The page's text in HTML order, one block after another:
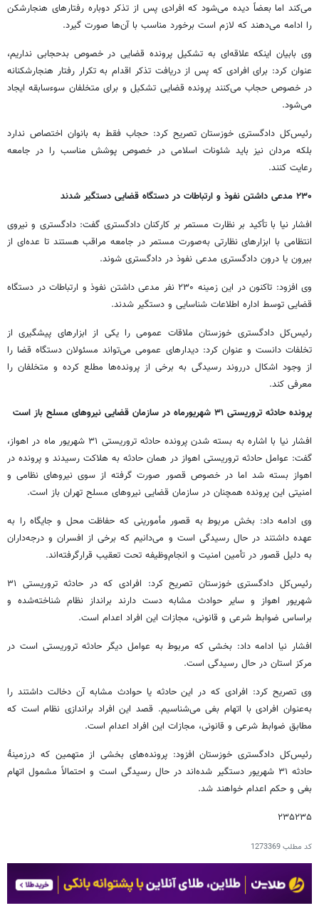
می‌کند اما بعضاً دیده می‌شود که افرادی پس از تذکر دوباره رفتارهای هنجارشکن
را ادامه می‌دهند که لازم است برخورد مناسب با آن‌ها صورت گیرد.
وی بابیان اینکه علاقه‌ای به تشکیل پرونده قضایی در خصوص بدحجابی نداریم،
عنوان کرد: برای افرادی که پس از دریافت تذکر اقدام به تکرار رفتار هنجارشکنانه
در خصوص حجاب می‌کنند پرونده قضایی تشکیل و برای متخلفان سوءسابقه ایجاد
می‌شود.
رئیس‌کل دادگستری خوزستان تصریح کرد: حجاب فقط به بانوان اختصاص ندارد
بلکه مردان نیز باید شئونات اسلامی در خصوص پوشش مناسب را در جامعه
رعایت کنند.
۲۳۰ مدعی داشتن نفوذ و ارتباطات در دستگاه قضایی دستگیر شدند
افشار نیا با تأکید بر نظارت مستمر بر کارکنان دادگستری گفت: دادگستری و نیروی
انتظامی با ابزارهای نظارتی به‌صورت مستمر در جامعه مراقب هستند تا عده‌ای از
بیرون یا درون دادگستری مدعی نفوذ در دادگستری شوند.
وی افزود: تاکنون در این زمینه ۲۳۰ نفر مدعی داشتن نفوذ و ارتباطات در دستگاه
قضایی توسط اداره اطلاعات شناسایی و دستگیر شدند.
رئیس‌کل دادگستری خوزستان ملاقات عمومی را یکی از ابزارهای پیشگیری از
تخلفات دانست و عنوان کرد: دیدارهای عمومی می‌تواند مسئولان دستگاه قضا را
از وجود اشکال درروند رسیدگی به برخی از پرونده‌ها مطلع کرده و متخلفان را
معرفی کند.
پرونده حادثه تروریستی ۳۱ شهریورماه در سازمان قضایی نیروهای مسلح باز است
افشار نیا با اشاره به بسته شدن پرونده حادثه تروریستی ۳۱ شهریور ماه در اهواز،
گفت: عوامل حادثه تروریستی اهواز در همان حادثه به هلاکت رسیدند و پرونده در
اهواز بسته شد اما در خصوص قصور صورت گرفته از سوی نیروهای نظامی و
امنیتی این پرونده همچنان در سازمان قضایی نیروهای مسلح تهران باز است.
وی ادامه داد: بخش مربوط به قصور مأمورینی که حفاظت محل و جایگاه را به
عهده داشتند در حال رسیدگی است و می‌دانیم که برخی از افسران و درجه‌داران
به دلیل قصور در تأمین امنیت و انجام‌وظیفه تحت تعقیب قرارگرفته‌اند.
رئیس‌کل دادگستری خوزستان تصریح کرد: افرادی که در حادثه تروریستی ۳۱
شهریور اهواز و سایر حوادث مشابه دست دارند برانداز نظام شناخته‌شده و
براساس ضوابط شرعی و قانونی، مجازات این افراد اعدام است.
افشار نیا ادامه داد: بخشی که مربوط به عوامل دیگر حادثه تروریستی است در
مرکز استان در حال رسیدگی است.
وی تصریح کرد: افرادی که در این حادثه یا حوادث مشابه آن دخالت داشتند را
به‌عنوان افرادی با اتهام بغی می‌شناسیم. قصد این افراد براندازی نظام است که
مطابق ضوابط شرعی و قانونی، مجازات این افراد اعدام است.
رئیس‌کل دادگستری خوزستان افزود: پرونده‌های بخشی از متهمین که درزمینهٔ
حادثه ۳۱ شهریور دستگیر شده‌اند در حال رسیدگی است و احتمالاً مشمول اتهام
بغی و حکم اعدام خواهند شد.
۲۳۵۲۳۵
کد مطلب1273369